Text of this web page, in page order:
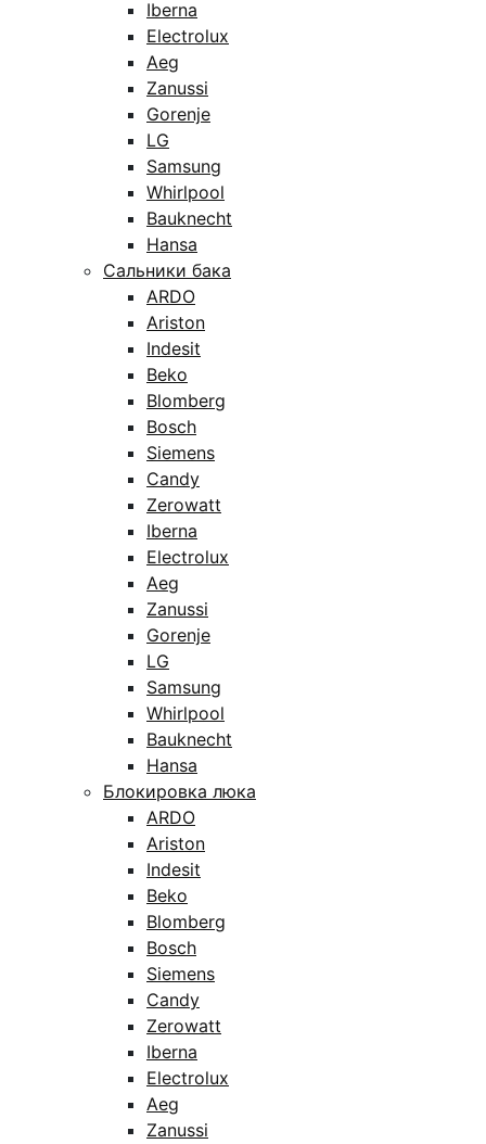
Iberna
Electrolux
Aeg
Zanussi
Gorenje
LG
Samsung
Whirlpool
Bauknecht
Hansa
Сальники бака
ARDO
Ariston
Indesit
Beko
Blomberg
Bosch
Siemens
Candy
Zerowatt
Iberna
Electrolux
Aeg
Zanussi
Gorenje
LG
Samsung
Whirlpool
Bauknecht
Hansa
Блокировка люка
ARDO
Ariston
Indesit
Beko
Blomberg
Bosch
Siemens
Candy
Zerowatt
Iberna
Electrolux
Aeg
Zanussi